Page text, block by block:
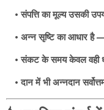
संपत्ति का मूल्य उसकी
अन्न सृष्टि का आधार है
संकट के समय केवल वही
दान में भी अन्नदान